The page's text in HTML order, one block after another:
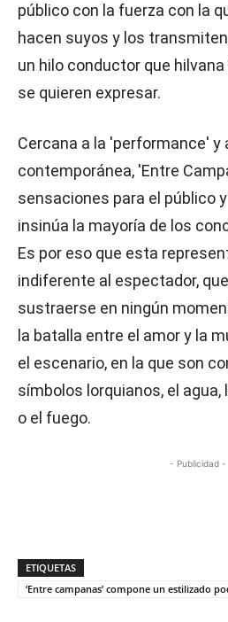
público con la fuerza con la
hacen suyos y los
un hilo conductor que
se quieren expresar.
Cercana a la 'performance' y
contemporánea, 'Entre
sensaciones para el público
insinúa la mayoría de los
Es por eso que esta
indiferente al espectador,
sustraerse en ningún
la batalla entre el amor y la
el escenario, en la que son
símbolos lorquianos, el agua,
o el fuego.
- Publicidad -
ETIQUETAS
‘Entre campanas’ compone un estilizado